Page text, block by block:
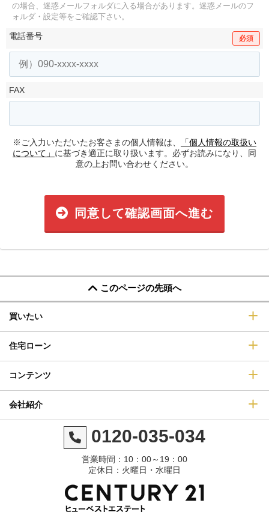
の場合、迷惑メールフォルダに入る場合があります。 迷惑メールのフ
ォルダ・設定等をご確認下さい。
電話番号 必須
FAX
※ご入力いただいたお客さまの個人情報は、
「個人情報の取扱い
について」 に基づき適正に取り扱います。必ずお読みになり、同
意の上お問い合わせください。
同意して確認画面へ進む
このページの先頭へ
買いたい
住宅ローン
コンテンツ
会社紹介
0120-035-034
営業時間：10：00～19：00
定休日：火曜日・水曜日